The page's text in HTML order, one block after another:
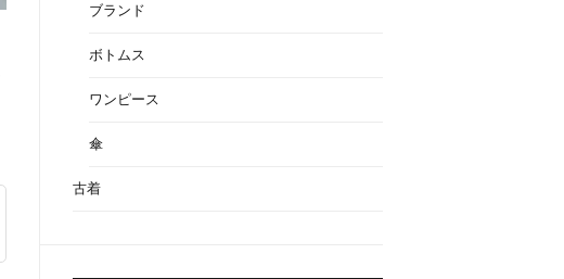
ブランド
ボトムス
ワンピース
傘
古着